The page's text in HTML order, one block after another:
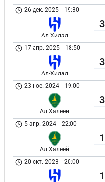
26 дек. 2025 - 19:30
Ал-Хилал
3
17 апр. 2025 - 18:50
Ал-Хилал
3
23 ное. 2024 - 19:00
Ал Халеей
3
5 апр. 2024 - 22:00
Ал Халеей
1
20 окт. 2023 - 20:00
1